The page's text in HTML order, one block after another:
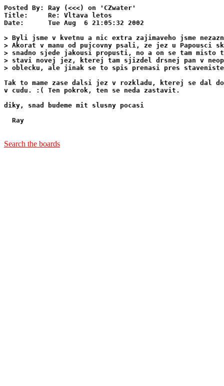
Posted By: Ray (<<<) on 'CZwater'
Title:     Re: Vltava letos
Date:      Tue Aug  6 21:05:32 2002
> Byli jsme v kvetnu a nic extra zajimaveho jsme
> Akorat v manu od pujcovny psali, ze jez u Papousci
> snadno sjede jakousi propusti, no a on se tam misto
> stavi novej jez, kterej tam sjizdel drsnej pan v
> oblecku, ale jinak se to spis prenasi pres
Tak to mame zase dalsi jez v rozkladu, kterej se dal
v cudu. :( Ten pokrok, ten se neda zastavit.
diky, snad budeme mit slusny pocasi
  Ray
Search the boards